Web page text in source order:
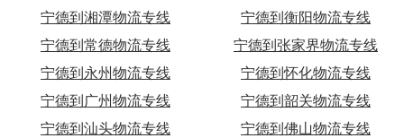
宁德到湘潭物流专线
宁德到衡阳物流专线
宁德到常德物流专线
宁德到张家界物流专线
宁德到永州物流专线
宁德到怀化物流专线
宁德到广州物流专线
宁德到韶关物流专线
宁德到汕头物流专线
宁德到佛山物流专线